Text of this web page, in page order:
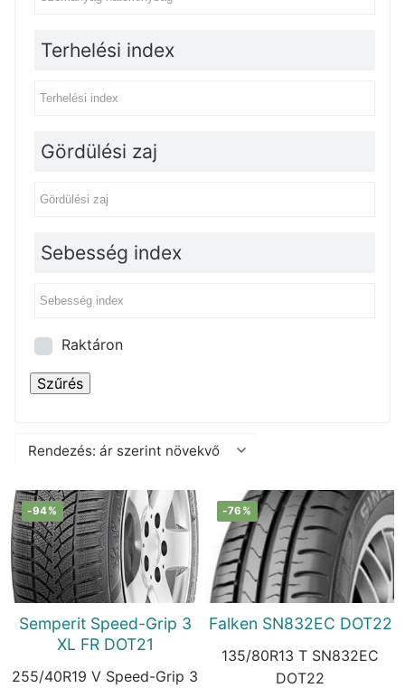
Terhelési index
Gördülési zaj
Sebesség index
Raktáron
Szűrés
-94%
Semperit Speed-Grip 3
XL FR DOT21
255/40R19 V Speed-Grip 3
-76%
Falken SN832EC DOT22
135/80R13 T SN832EC
DOT22